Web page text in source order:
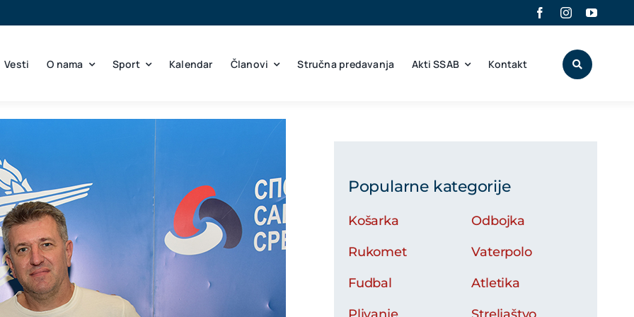
Vesti O nama Sport Kalendar Članovi Stručna predavanja Akti SSAB Kontakt
Popularne kategorije
Košarka
Rukomet
Fudbal
Odbojka
Vaterpolo
Atletika